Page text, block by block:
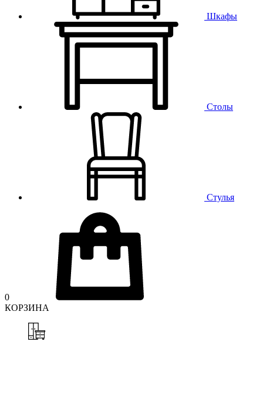
Шкафы
Столы
Стулья
0
КОРЗИНА